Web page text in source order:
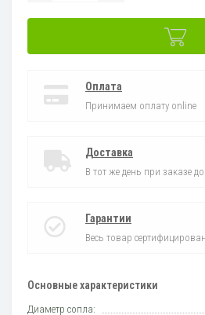
Основные характеристики
Диаметр сопла:
Оплата
Принимаем оплату online
Доставка
В тот же день при заказе
Гарантии
Весь товар сертифицирован